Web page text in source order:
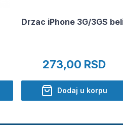
Drzac iPhone 3G/3GS
273,00 RSD
Dodaj u korpu